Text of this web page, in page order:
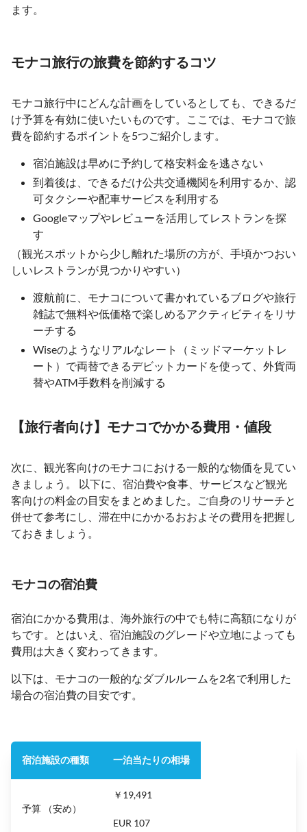
ます。
モナコ旅行の旅費を節約するコツ
モナコ旅行中にどんな計画をしているとしても、できるだ
け予算を有効に使いたいものです。ここでは、モナコで旅
費を節約するポイントを5つご紹介します。
宿泊施設は早めに予約して格安料金を逃さない
到着後は、できるだけ公共交通機関を利用するか、認
可タクシーや配車サービスを利用する
Googleマップやレビューを活用してレストランを探
す
（観光スポットから少し離れた場所の方が、手頃かつおい
しいレストランが見つかりやすい）
渡航前に、モナコについて書かれているブログや旅行
雑誌で無料や低価格で楽しめるアクティビティをリサ
ーチする
Wiseのようなリアルなレート（ミッドマーケットレ
ート）で両替できるデビットカードを使って、外貨両
替やATM手数料を削減する
【旅行者向け】モナコでかかる費用・値段
次に、観光客向けのモナコにおける一般的な物価を見てい
きましょう。 以下に、宿泊費や食事、サービスなど観光
客向けの料金の目安をまとめました。ご自身のリサーチと
併せて参考にし、滞在中にかかるおおよその費用を把握し
ておきましょう。
モナコの宿泊費
宿泊にかかる費用は、海外旅行の中でも特に高額になりが
ちです。とはいえ、宿泊施設のグレードや立地によっても
費用は大きく変わってきます。
以下は、モナコの一般的なダブルルームを2名で利用した
場合の宿泊費の目安です。
宿泊施設の種類 一泊当たりの相場
予算 （安め）
￥19,491
EUR 107